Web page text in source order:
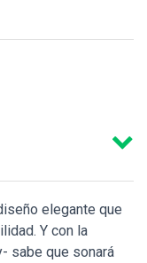
elegante que
Y con la
sabe que sonará